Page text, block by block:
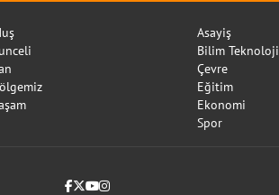
Asayiş
Bilim Teknoloji
Çevre
Eğitim
Ekonomi
Spor
Facebook
Twitter (X)
YouTube
Instagram